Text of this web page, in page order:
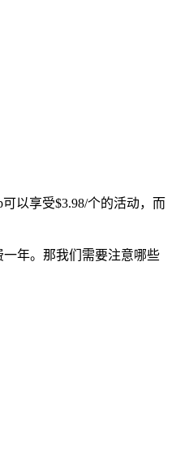
以享受$3.98/个的活动，而
年。那我们需要注意哪些